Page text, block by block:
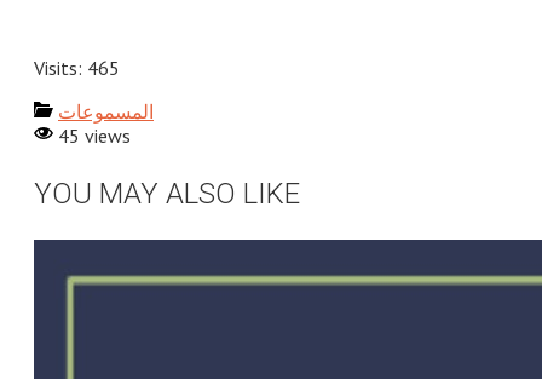
Visits: 465
المسموعات
45 views
YOU MAY ALSO LIKE